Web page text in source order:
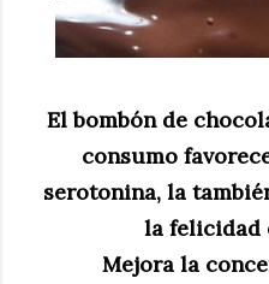
El bombón de
consumo
serotonina, la
la felicidad
Mejora la